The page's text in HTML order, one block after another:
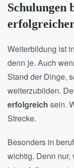
Schulungen
Weiterbildung ist
denn je. Auch
Stand der Dinge,
weiterzubilden.
erfolgreich sein.
Strecke.
Besonders in
wichtig. Denn nur,